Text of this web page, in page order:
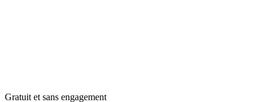
Gratuit et sans engagement